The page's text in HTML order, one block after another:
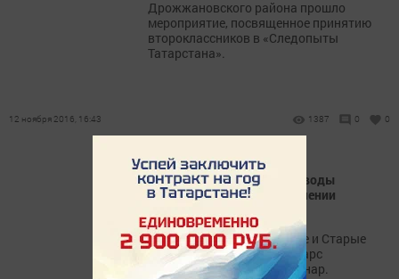
Дрожжановского района прошло
мероприятие, посвященное принятию
второклассников в «Следопыты
Татарстана».
12 ноября 2016, 16:43 1387 0 0
Дрожжановские животноводы
обсудили вопрос об увеличении
Сегодня в филиалах Новые и Старые
Какерли агрофирмы «Ак Барс
Дрожжаное» прошел семинар.